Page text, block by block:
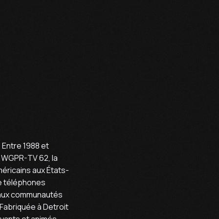
1988 et
TV 62, la
aux États-
téléphones
communautés
à Detroit